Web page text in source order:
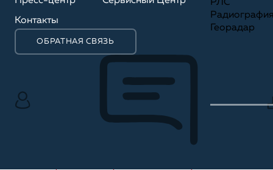
Контакты
ОБРАТНАЯ СВЯЗЬ
РЛС
Георадар